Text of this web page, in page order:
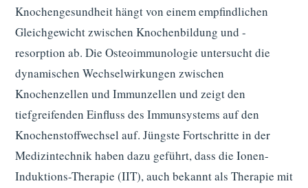
Knochengesundheit hängt von einem empfindlichen
Gleichgewicht zwischen Knochenbildung und -
resorption ab. Die Osteoimmunologie untersucht die
dynamischen Wechselwirkungen zwischen
Knochenzellen und Immunzellen und zeigt den
tiefgreifenden Einfluss des Immunsystems auf den
Knochenstoffwechsel auf. Jüngste Fortschritte in der
Medizintechnik haben dazu geführt, dass die Ionen-
Induktions-Therapie (IIT), auch bekannt als Therapie mit